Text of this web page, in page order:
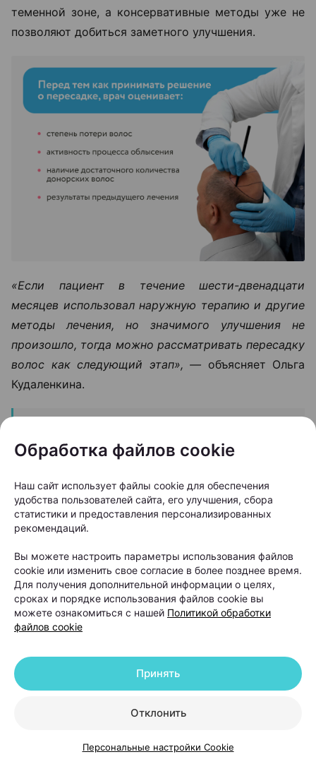
теменной зоне, а консервативные методы уже не
позволяют добиться заметного улучшения.
«Если пациент в течение шести-двенадцати
месяцев использовал наружную терапию и другие
методы лечения, но значимого улучшения не
произошло, тогда можно рассматривать пересадку
волос как следующий этап», — объясняет Ольга
Кудаленкина.
не устраняет причину
помогает восстановить густоту волос
в определенных зонах, но сам процесс
облысения может продолжаться.
Именно поэтому после операции работа с
волосами не заканчивается. В первые недели
после пересадки необходимо строго соблюдать
рекомендации хирурга. Обычно пациентам
избегать интенсивных физических нагрузок;
отказаться от посещения бани и сауны;
прямыми солнечными лучами;
Обработка файлов cookie
Наш сайт использует файлы cookie для обеспечения
удобства пользователей сайта, его улучшения, сбора
статистики и предоставления персонализированных
рекомендаций.
Вы можете настроить параметры использования файлов
cookie или изменить свое согласие в более позднее время.
Для получения дополнительной информации о целях,
сроках и порядке использования файлов cookie вы
можете ознакомиться с нашей Политикой обработки
файлов cookie
Отклонить
Принять
Персональные настройки Cookie